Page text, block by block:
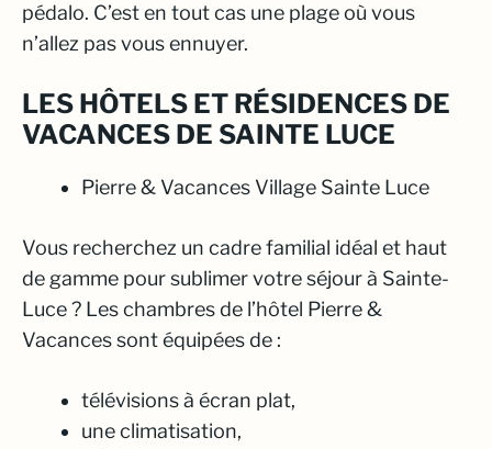
pédalo. C’est en tout cas une plage où vous
n’allez pas vous ennuyer.
LES HÔTELS ET RÉSIDENCES DE
VACANCES DE SAINTE LUCE
Pierre & Vacances Village Sainte Luce
Vous recherchez un cadre familial idéal et haut
de gamme pour sublimer votre séjour à Sainte-
Luce ? Les chambres de l’hôtel Pierre &
Vacances sont équipées de :
télévisions à écran plat,
une climatisation,